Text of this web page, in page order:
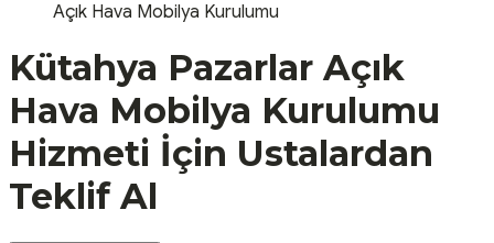
Açık Hava Mobilya Kurulumu
Kütahya Pazarlar Açık
Hava Mobilya Kurulumu
Hizmeti İçin Ustalardan
Teklif Al